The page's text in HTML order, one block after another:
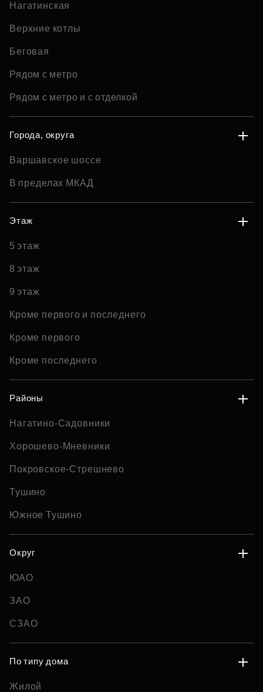
Нагатинская
Верхние котлы
Беговая
Рядом с метро
Рядом с метро и с отделкой
Города, округа
Варшавское шоссе
В пределах МКАД
Этаж
5 этаж
8 этаж
9 этаж
Кроме первого и последнего
Кроме первого
Кроме последнего
Районы
Нагатино-Садовники
Хорошево-Мневники
Покровское-Стрешнево
Тушино
Южное Тушино
Округ
ЮАО
ЗАО
СЗАО
По типу дома
Жилой